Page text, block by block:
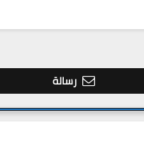
رسالة